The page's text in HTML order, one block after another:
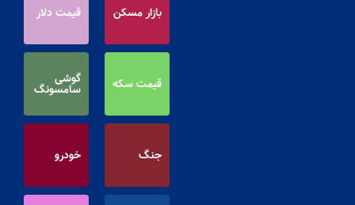
بازار مسکن قیمت دلار
قیمت سکه گوشی
سامسونگ
جنگ خودرو